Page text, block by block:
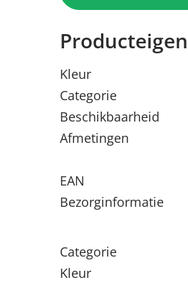
Kleur
Categorie
Beschikbaarheid
Afmetingen
EAN
Bezorginformatie
Categorie
Kleur